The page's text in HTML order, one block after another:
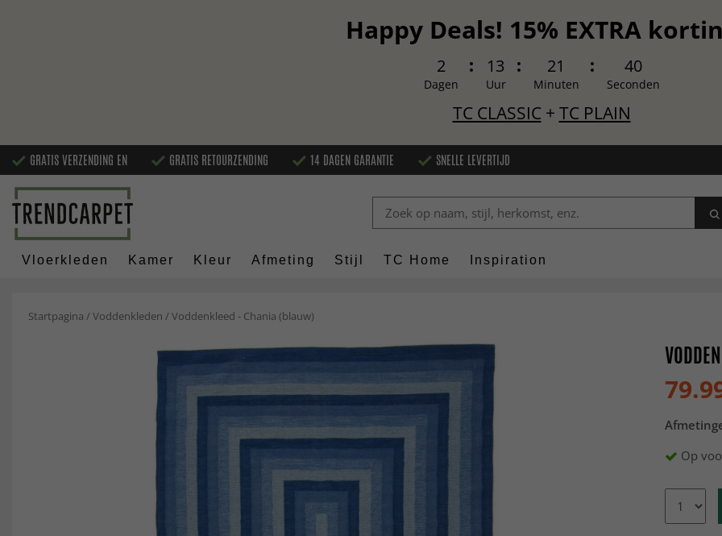
Happy Deals! 15% EXTRA
2
Dagen
13
Uur
21
Minuten
39
Seconden
TC CLASSIC+ TC PLAIN
GRATIS VERZENDING EN GRATIS RETOURZENDING 14 DAGEN GARANTIE SNELLE LEVERTIJD
Vloerkleden Kamer Kleur Afmeting Stijl TC Home Inspiration
Startpagina /Voddenkleden /Voddenkleed - Chania (blauw)
Op